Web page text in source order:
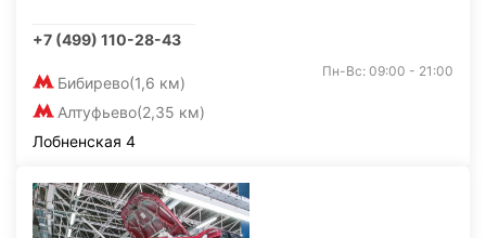
+7 (499) 110-28-43
Бибирево(1,6 км)
Алтуфьево(2,35 км)
Пн-Вс: 09:00 - 21:00
Лобненская 4